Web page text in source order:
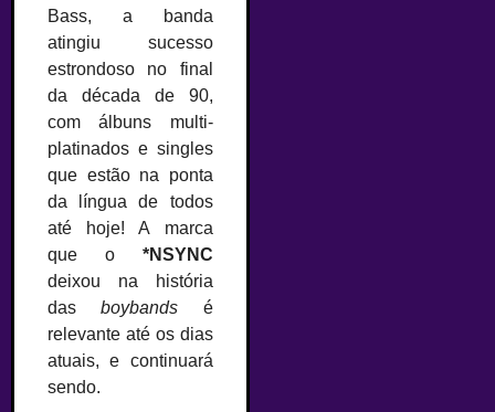
Bass, a banda
atingiu sucesso
estrondoso no final
da década de 90,
com álbuns multi-
platinados e singles
que estão na ponta
da língua de todos
até hoje! A marca
que o *NSYNC
deixou na história
dasboybands é
relevante até os dias
atuais, e continuará
sendo.